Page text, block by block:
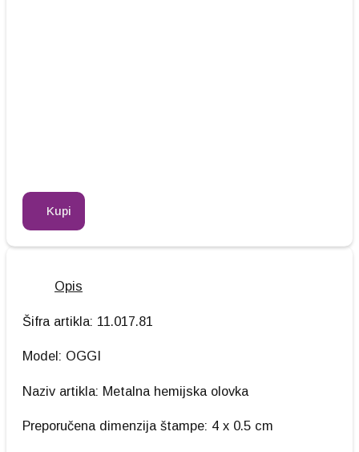
Kupi
Opis
Šifra artikla: 11.017.81
Model: OGGI
Naziv artikla: Metalna hemijska olovka
Preporučena dimenzija štampe: 4 x 0.5 cm